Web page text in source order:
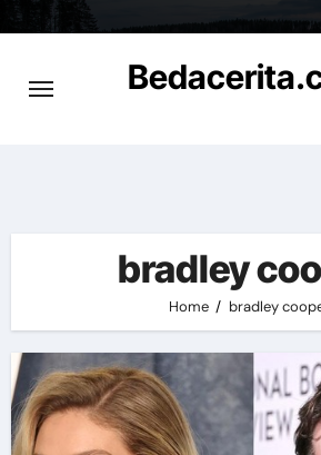
content
bradley
Home bradley